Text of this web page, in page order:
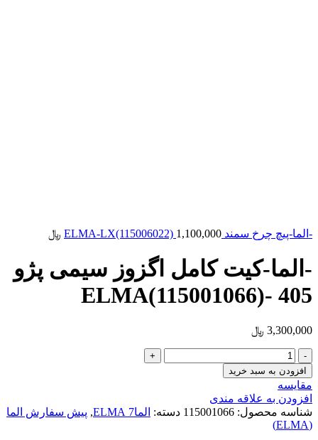
-الما-پیچ چرخ سمند ELMA-LX(115006022) 1,100,000 ﷼
-الما-کیت کامل اگزوز سیمی پژو
405 -ELMA(115001066)
3,300,000 ﷼
-الما-
کیت
کامل
اگزوز
سیمی
پژو
افزودن به سبد خرید
مقایسه
افزودن به علاقه مندی
شناسه محصول: 115001066 دسته: الما7 ELMA , پیش سفارش الما
(ELMA)